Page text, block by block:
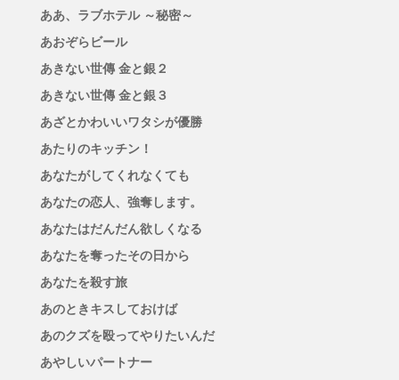
ああ、ラブホテル ～秘密～
あおぞらビール
あきない世傳 金と銀２
あきない世傳 金と銀３
あざとかわいいワタシが優勝
あたりのキッチン！
あなたがしてくれなくても
あなたの恋人、強奪します。
あなたはだんだん欲しくなる
あなたを奪ったその日から
あなたを殺す旅
あのときキスしておけば
あのクズを殴ってやりたいんだ
あやしいパートナー